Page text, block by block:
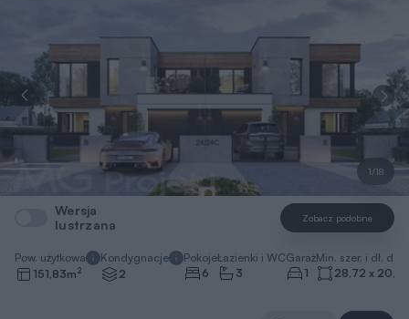
1/18
Wersja
lustrzana
Zobacz podobne
Pow. użytkowa
151,83m2
Kondygnacje
2
Pokoje
6
Łazienki i WC
3
Garaż
1
Min. szer. i dł.
28,72 x